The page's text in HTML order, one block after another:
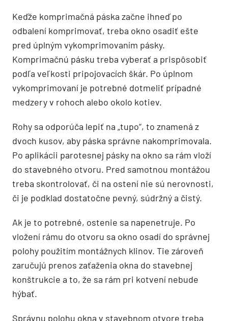
Keďže komprimačná páska začne ihneď po
odbalení komprimovať, treba okno osadiť ešte
pred úplným vykomprimovaním pásky.
Komprimačnú pásku treba vyberať a prispôsobiť
podľa veľkosti pripojovacích škár. Po úplnom
vykomprimovaní je potrebné dotmeliť prípadné
medzery v rohoch alebo okolo kotiev.
Rohy sa odporúča lepiť na „tupo“, to znamená z
dvoch kusov, aby páska správne nakomprimovala.
Po aplikácii parotesnej pásky na okno sa rám vloží
do stavebného otvoru. Pred samotnou montážou
treba skontrolovať, či na ostení nie sú nerovnosti,
či je podklad dostatočne pevný, súdržný a čistý.
Ak je to potrebné, ostenie sa napenetruje. Po
vložení rámu do otvoru sa okno osadí do správnej
polohy použitím montážnych klinov. Tie zároveň
zaručujú prenos zaťaženia okna do stavebnej
konštrukcie a to, že sa rám pri kotvení nebude
hýbať.
Správnu polohu okna v stavebnom otvore treba